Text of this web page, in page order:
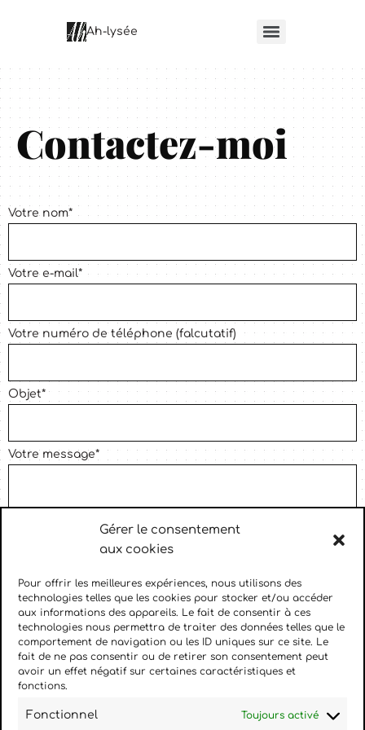
Gérer le consentement
aux cookies
Pour offrir les meilleures expériences, nous utilisons des
technologies telles que les cookies pour stocker et/ou accéder
aux informations des appareils. Le fait de consentir à ces
technologies nous permettra de traiter des données telles que le
comportement de navigation ou les ID uniques sur ce site. Le
fait de ne pas consentir ou de retirer son consentement peut
avoir un effet négatif sur certaines caractéristiques et
fonctions.
Fonctionnel Toujours activé
Ah-lysée
Contactez-moi
Votre nom*
Votre e-mail*
Votre numéro de téléphone (falcutatif)
Objet*
Votre message*
informations saisies soient transmises par mail dans le